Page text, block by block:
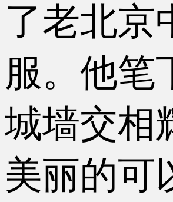
了老北京
服。他笔
城墙交相
美丽的